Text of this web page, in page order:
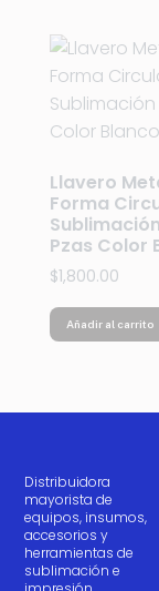
Llavero
Forma
Pzas Color
$1,800.00
Añadir al carrito
Distribuidora
mayorista de
equipos, insumos,
accesorios y
herramientas de
sublimación e